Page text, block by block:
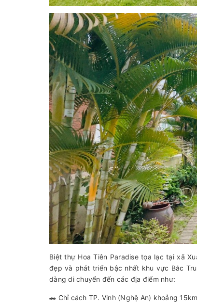
Biệt thự Hoa Tiên Paradise tọa lạc tại xã
đẹp và phát triển bậc nhất khu vực Bắc
dàng di chuyển đến các địa điểm như:
🚗 Chỉ cách TP. Vinh (Nghệ An) khoảng